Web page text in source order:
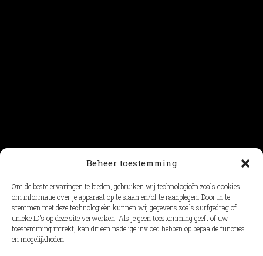
Beheer toestemming
Om de beste ervaringen te bieden, gebruiken wij technologieën zoals cookies
om informatie over je apparaat op te slaan en/of te raadplegen. Door in te
stemmen met deze technologieën kunnen wij gegevens zoals surfgedrag of
unieke ID's op deze site verwerken. Als je geen toestemming geeft of uw
toestemming intrekt, kan dit een nadelige invloed hebben op bepaalde functies
en mogelijkheden.